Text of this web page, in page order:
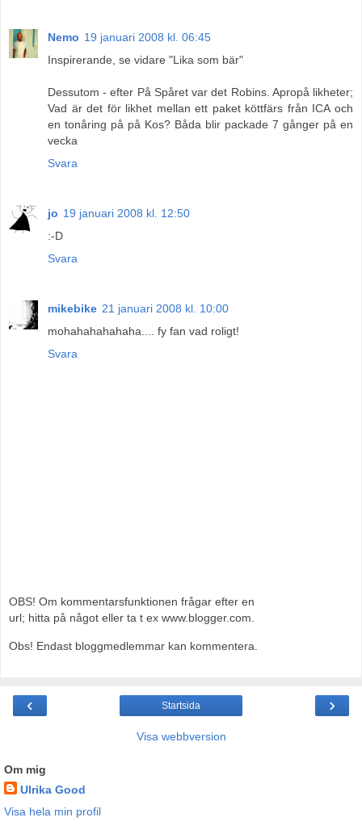
Nemo 19 januari 2008 kl. 06:45
Inspirerande, se vidare "Lika som bär"
Dessutom - efter På Spåret var det Robins. Apropå likheter;
Vad är det för likhet mellan ett paket köttfärs från ICA och
en tonåring på på Kos? Båda blir packade 7 gånger på en
vecka
Svara
jo 19 januari 2008 kl. 12:50
:-D
Svara
mikebike 21 januari 2008 kl. 10:00
mohahahahahaha.... fy fan vad roligt!
Svara
OBS! Om kommentarsfunktionen frågar efter en
url; hitta på något eller ta t ex www.blogger.com.
Obs! Endast bloggmedlemmar kan kommentera.
‹ ›
Startsida
Visa webbversion
Om mig
Ulrika Good
Visa hela min profil